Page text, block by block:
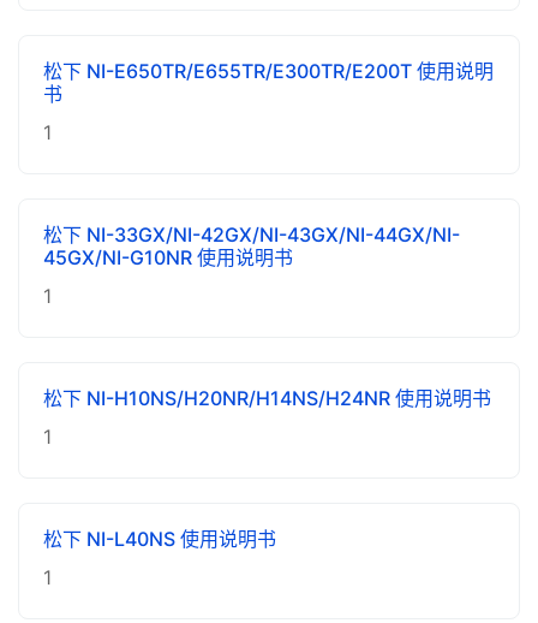
松下 NI-E650TR/E655TR/E300TR/E200T 使用说明
书
1
松下 NI-33GX/NI-42GX/NI-43GX/NI-44GX/NI-
45GX/NI-G10NR 使用说明书
1
松下 NI-H10NS/H20NR/H14NS/H24NR 使用说明书
1
松下 NI-L40NS 使用说明书
1